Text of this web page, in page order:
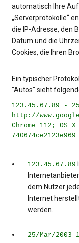
automatisch Ihre
„Serverprotokolle“
die IP-Adresse, den
Datum und die
Cookies, die Ihren
Ein typischer
"Autos" sieht
123.45.67.89 -
http://
Chrome 112; OS
740674ce2123e969
123.45.67.89
dem Nutzer
Internet
werden.
25/Mar/2003